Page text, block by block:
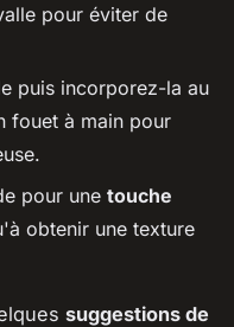
pour éviter de
puis incorporez-la au
fouet à main pour
pour une touche
obtenir une texture
suggestions de